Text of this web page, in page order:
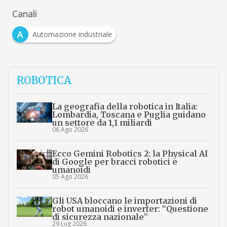
Canali
A
Automazione industriale
ROBOTICA
La geografia della robotica in Italia:
Lombardia, Toscana e Puglia guidano
un settore da 1,1 miliardi
06 Ago 2026
Ecco Gemini Robotics 2: la Physical AI
di Google per bracci robotici e
umanoidi
05 Ago 2026
Gli USA bloccano le importazioni di
robot umanoidi e inverter: “Questione
di sicurezza nazionale”
29 Lug 2026